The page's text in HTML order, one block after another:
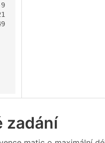
zadání